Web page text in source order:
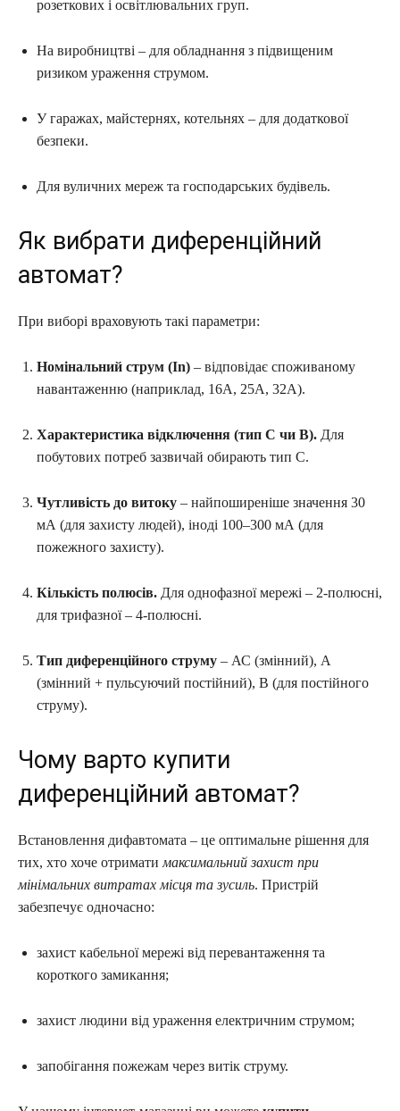
розеткових і освітлювальних груп.
На виробництві – для обладнання з підвищеним
ризиком ураження струмом.
У гаражах, майстернях, котельнях – для додаткової
безпеки.
Для вуличних мереж та господарських будівель.
Як вибрати диференційний
автомат?
При виборі враховують такі параметри:
Номінальний струм (In) – відповідає споживаному
навантаженню (наприклад, 16А, 25А, 32А).
Характеристика відключення (тип C чи B). Для
побутових потреб зазвичай обирають тип C.
Чутливість до витоку – найпоширеніше значення 30
мА (для захисту людей), іноді 100–300 мА (для
пожежного захисту).
Кількість полюсів. Для однофазної мережі – 2-полюсні,
для трифазної – 4-полюсні.
Тип диференційного струму – АС (змінний), А
(змінний + пульсуючий постійний), В (для постійного
струму).
Чому варто купити
диференційний автомат?
Встановлення дифавтомата – це оптимальне рішення для
тих, хто хоче отримати максимальний захист при
мінімальних витратах місця та зусиль. Пристрій
забезпечує одночасно:
захист кабельної мережі від перевантаження та
короткого замикання;
захист людини від ураження електричним струмом;
запобігання пожежам через витік струму.